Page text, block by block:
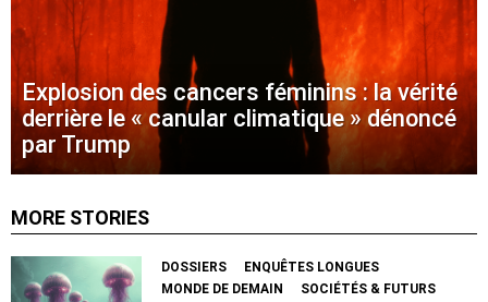
Explosion des cancers féminins : la vérité
derrière le « canular climatique » dénoncé
par Trump
MORE STORIES
DOSSIERS
ENQUÊTES LONGUES
MONDE DE DEMAIN
SOCIÉTÉS & FUTURS